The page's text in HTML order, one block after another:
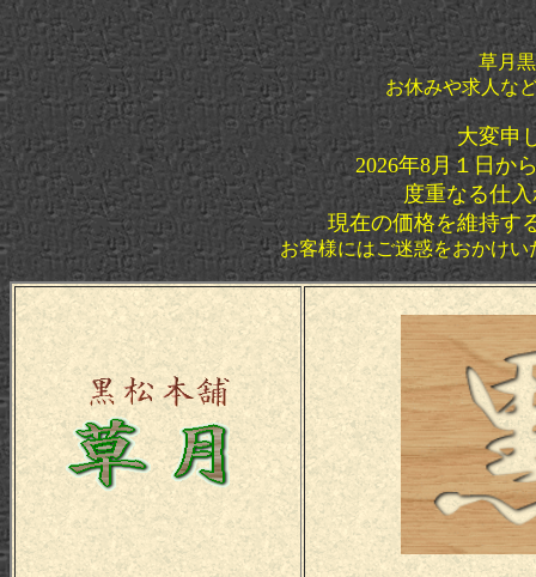
草月
お休みや求人な
大変申
2026年8月１日か
度重なる仕
現在の価格を維持す
お客様にはご迷惑をおかけ